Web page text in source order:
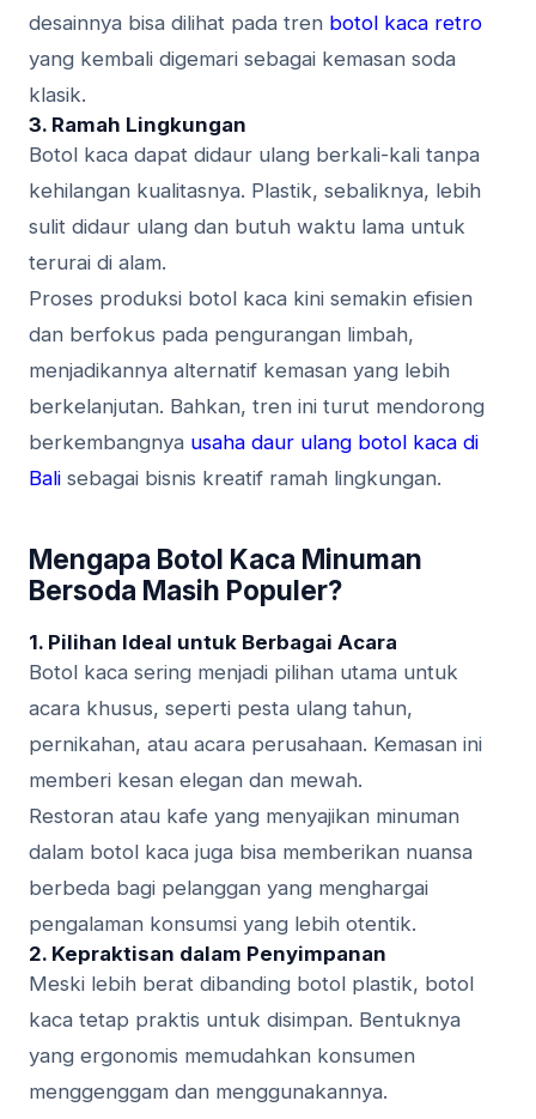
desainnya bisa dilihat pada tren botol kaca retro
yang kembali digemari sebagai kemasan soda
klasik.
3. Ramah Lingkungan
Botol kaca dapat didaur ulang berkali-kali tanpa
kehilangan kualitasnya. Plastik, sebaliknya, lebih
sulit didaur ulang dan butuh waktu lama untuk
terurai di alam.
Proses produksi botol kaca kini semakin efisien
dan berfokus pada pengurangan limbah,
menjadikannya alternatif kemasan yang lebih
berkelanjutan. Bahkan, tren ini turut mendorong
berkembangnya usaha daur ulang botol kaca di
Bali sebagai bisnis kreatif ramah lingkungan.
Mengapa Botol Kaca Minuman
Bersoda Masih Populer?
1. Pilihan Ideal untuk Berbagai Acara
Botol kaca sering menjadi pilihan utama untuk
acara khusus, seperti pesta ulang tahun,
pernikahan, atau acara perusahaan. Kemasan ini
memberi kesan elegan dan mewah.
Restoran atau kafe yang menyajikan minuman
dalam botol kaca juga bisa memberikan nuansa
berbeda bagi pelanggan yang menghargai
pengalaman konsumsi yang lebih otentik.
2. Kepraktisan dalam Penyimpanan
Meski lebih berat dibanding botol plastik, botol
kaca tetap praktis untuk disimpan. Bentuknya
yang ergonomis memudahkan konsumen
menggenggam dan menggunakannya.